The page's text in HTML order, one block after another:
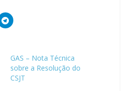
GAS – Nota Técnica
sobre a Resolução do
CSJT